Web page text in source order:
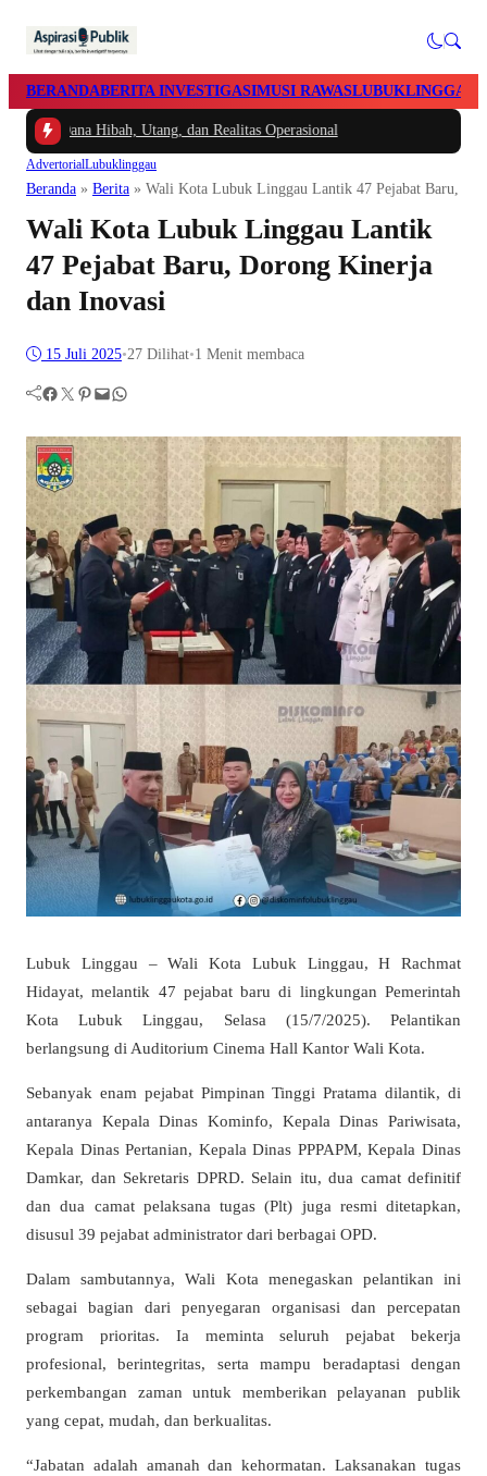
BERANDABERITA INVESTIGASIMUSI RAWASLUBUKLINGGAU
Dana Hibah, Utang, dan Realitas Operasional
AdvertorialLubuklinggau
Beranda » Berita » Wali Kota Lubuk Linggau Lantik 47 Pejabat Baru,
Wali Kota Lubuk Linggau Lantik
47 Pejabat Baru, Dorong Kinerja
dan Inovasi
15 Juli 2025•27 Dilihat•1 Menit membaca
Facebook Twitter Pinterest Mail WhatsApp
Lubuk Linggau – Wali Kota Lubuk Linggau, H Rachmat
Hidayat, melantik 47 pejabat baru di lingkungan Pemerintah
Kota Lubuk Linggau, Selasa (15/7/2025). Pelantikan
berlangsung di Auditorium Cinema Hall Kantor Wali Kota.
Sebanyak enam pejabat Pimpinan Tinggi Pratama dilantik, di
antaranya Kepala Dinas Kominfo, Kepala Dinas Pariwisata,
Kepala Dinas Pertanian, Kepala Dinas PPPAPM, Kepala Dinas
Damkar, dan Sekretaris DPRD. Selain itu, dua camat definitif
dan dua camat pelaksana tugas (Plt) juga resmi ditetapkan,
disusul 39 pejabat administrator dari berbagai OPD.
Dalam sambutannya, Wali Kota menegaskan pelantikan ini
sebagai bagian dari penyegaran organisasi dan percepatan
program prioritas. Ia meminta seluruh pejabat bekerja
profesional, berintegritas, serta mampu beradaptasi dengan
perkembangan zaman untuk memberikan pelayanan publik
yang cepat, mudah, dan berkualitas.
“Jabatan adalah amanah dan kehormatan. Laksanakan tugas